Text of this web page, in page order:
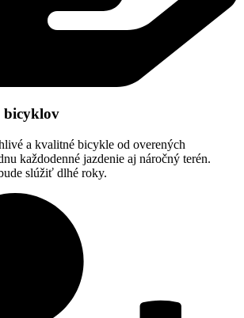
bicyklov
a kvalitné bicykle od overených
každodenné jazdenie aj náročný terén.
slúžiť dlhé roky.